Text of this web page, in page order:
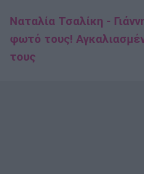
Ναταλία Τσαλίκη -
φωτό τους!
τους